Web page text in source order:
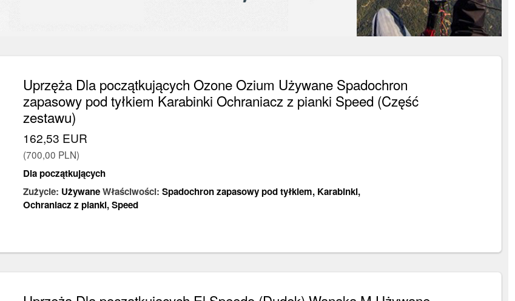
Uprzęża Dla początkujących Ozone Ozium Używane Spadochron
zapasowy pod tyłkiem Karabinki Ochraniacz z pianki Speed (Część
zestawu)
162,53 EUR
(700,00 PLN)
Dla początkujących
Zużycie: UżywaneWłaściwości: Spadochron zapasowy pod tyłkiem, Karabinki,
Ochraniacz z pianki,Speed